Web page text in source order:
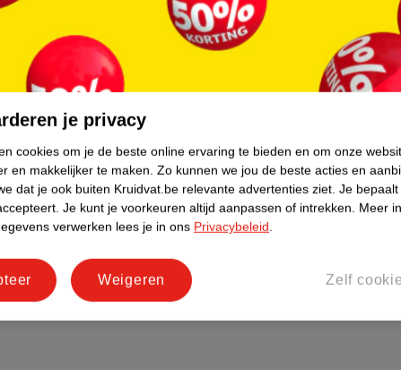
je privacy
cookies om je de beste online ervaring te bieden en om onze
en makkelijker te maken. Zo kunnen we jou de beste acties en
dat je ook buiten Kruidvat.be relevante advertenties ziet. Je
Je kunt je voorkeuren altijd aanpassen of intrekken. Meer
verwerken lees je in ons Privacybeleid.
Zelf
Weigeren